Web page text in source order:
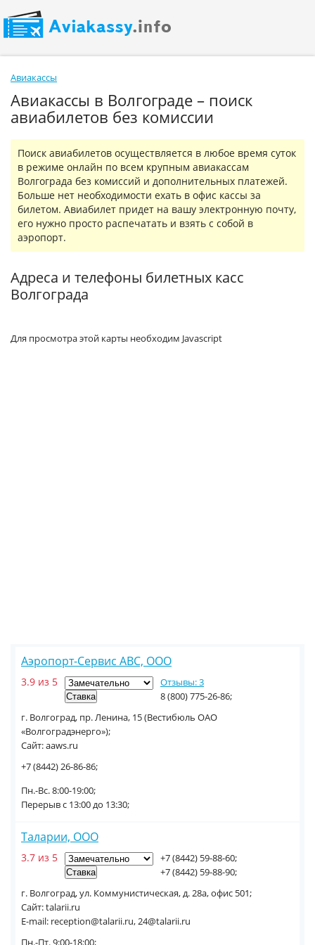
Авиакассы
Авиакассы в Волгограде – поиск
авиабилетов без комиссии
Поиск авиабилетов осуществляется в любое время суток
в режиме онлайн по всем крупным авиакассам
Волгограда без комиссий и дополнительных платежей.
Больше нет необходимости ехать в офис кассы за
билетом. Авиабилет придет на вашу электронную почту,
его нужно просто распечатать и взять с собой в
аэропорт.
Адреса и телефоны билетных касс
Волгограда
Для просмотра этой карты необходим Javascript
Аэропорт-Сервис АВС, ООО
3.9 из 5 Отзывы: 3
г. Волгоград, пр. Ленина, 15 (Вестибюль ОАО
«Волгоградэнерго»);
Сайт: aaws.ru
8 (800) 775-26-86;
+7 (8442) 26-86-86;
Пн.-Вс. 8:00-19:00;
Перерыв с 13:00 до 13:30;
Таларии, ООО
3.7 из 5
г. Волгоград, ул. Коммунистическая, д. 28а, офис 501;
Сайт: talarii.ru
E-mail: reception@talarii.ru, 24@talarii.ru
+7 (8442) 59-88-60;
+7 (8442) 59-88-90;
Пн.-Пт. 9:00-18:00;